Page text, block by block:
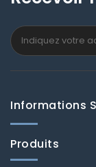
Informations
Produits